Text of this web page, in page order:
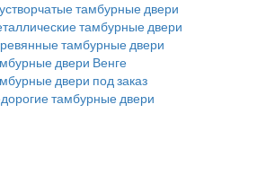
тамбурные двери
тамбурные двери
тамбурные двери
двери Венге
двери под заказ
тамбурные двери